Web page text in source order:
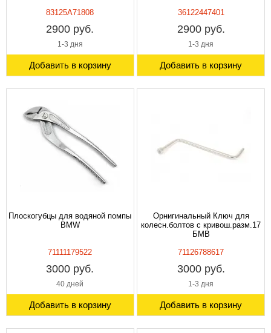
83125A71808
2900 руб.
1-3 дня
Добавить в корзину
36122447401
2900 руб.
1-3 дня
Добавить в корзину
Плоскогубцы для водяной помпы
BMW
71111179522
3000 руб.
40 дней
Добавить в корзину
Орнигинальный Ключ для
колесн.болтов с кривош.разм.17
БМВ
71126788617
3000 руб.
1-3 дня
Добавить в корзину